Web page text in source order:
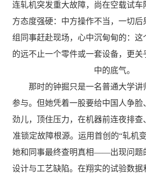
连轧机突发重大故障，尚在空载试车
方态度强硬：中方操作不当，一切后
组同事赶赴现场，心中沉甸甸的：这
的远不止一个零件或一套设备，更
中的底气。
那时的钟掘只是一名普通大学讲
参与。但她凭着一股要给中国人争脸
劲儿，顶住压力，在机器前连夜排
准锁定故障根源。运用首创的“轧机
她和同事最终查明真相——出现问题
设计与工艺缺陷。在翔实的试验数据